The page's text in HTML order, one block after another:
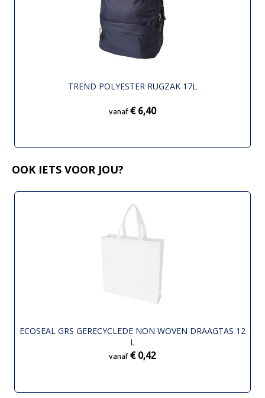
TREND POLYESTER RUGZAK 17L
vanaf € 6,40
OOK IETS VOOR JOU?
ECOSEAL GRS GERECYCLEDE NON WOVEN DRAAGTAS 12
L
vanaf € 0,42